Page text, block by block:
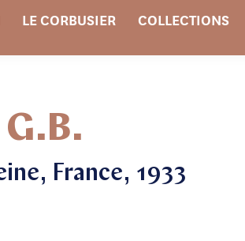
LE CORBUSIER COLLECTIONS
France, 1933